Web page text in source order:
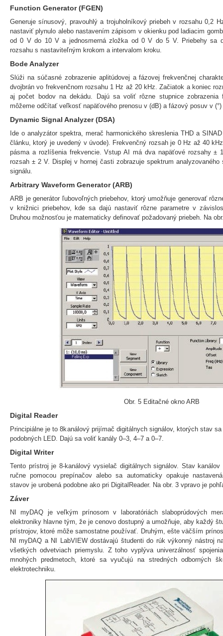
Function Generator (FGEN)
Generuje sínusový, pravouhlý a trojuholníkový priebeh v rozsahu 0,2
nastaviť plynulo alebo nastavením zápisom v okienku pod ladiacim
od 0 V do 10 V a jednosmerná zložka od 0 V do 5 V. Priebehy sa
rozsahu s nastaviteľným krokom a intervalom kroku.
Bode Analyzer
Slúži na súčasné zobrazenie aplitúdovej a fázovej frekvenčnej
dvojbrán vo frekvenčnom rozsahu 1 Hz až 20 kHz. Začiatok a koniec
aj počet bodov na dekádu. Dajú sa voliť rôzne stupnice zobrazenia
môžeme odčítať veľkosť napäťového prenosu v (dB) a fázový posuv v
Dynamic Signal Analyzer (DSA)
Ide o analyzátor spektra, merač harmonického skreslenia THD a
článku, ktorý je uvedený v úvode). Frekvenčný rozsah je 0 Hz až 40
pásma a rozlíšenia frekvencie. Vstup AI má dva napäťové rozsahy
rozsah ± 2 V. Displej v hornej časti zobrazuje spektrum
signálu.
Arbitrary Waveform Generator (ARB)
ARB je generátor ľubovoľných priebehov, ktorý umožňuje generovať
v knižnici priebehov, kde sa dajú nastaviť rôzne parametre v
Druhou možnosťou je matematicky definovať požadovaný priebeh. Na
Obr. 5 Editačné okno ARB
Digital Reader
Principiálne je to 8kanálový prijímač digitálnych signálov, ktorých stav
podobných LED. Dajú sa voliť kanály 0–3, 4–7 a 0–7.
Digital Writer
Tento prístroj je 8-kanálový vysielač digitálnych signálov. Stav
ručne pomocou prepínačov alebo sa automaticky opakuje
stavov je urobená podobne ako pri DigitalReader. Na obr. 3 vpravo je
Záver
NI myDAQ je veľkým prínosom v laboratóriách slaboprúdových
elektroniky hlavne tým, že je cenovo dostupný a umožňuje, aby každý
prístrojov, ktoré môže samostatne používať. Druhým, ešte väčším
NI myDAQ a NI LabVIEW dostávajú študenti do rúk výkonný nástroj
všetkých odvetviach priemyslu. Z toho vyplýva univerzálnosť
mnohých predmetoch, ktoré sa vyučujú na stredných odborných
elektrotechniku.